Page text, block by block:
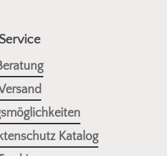
Service
Katalog